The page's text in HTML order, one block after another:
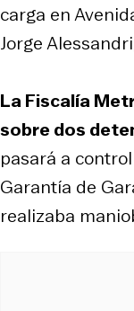
carga en
Jorge
La Fiscalía
sobre dos
pasará a
Garantía de
realizaba